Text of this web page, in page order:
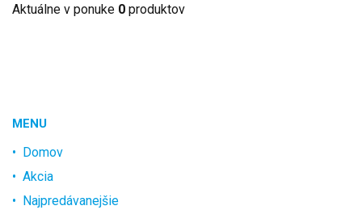
Aktuálne v ponuke 0 produktov
MENU
Domov
Akcia
Najpredávanejšie